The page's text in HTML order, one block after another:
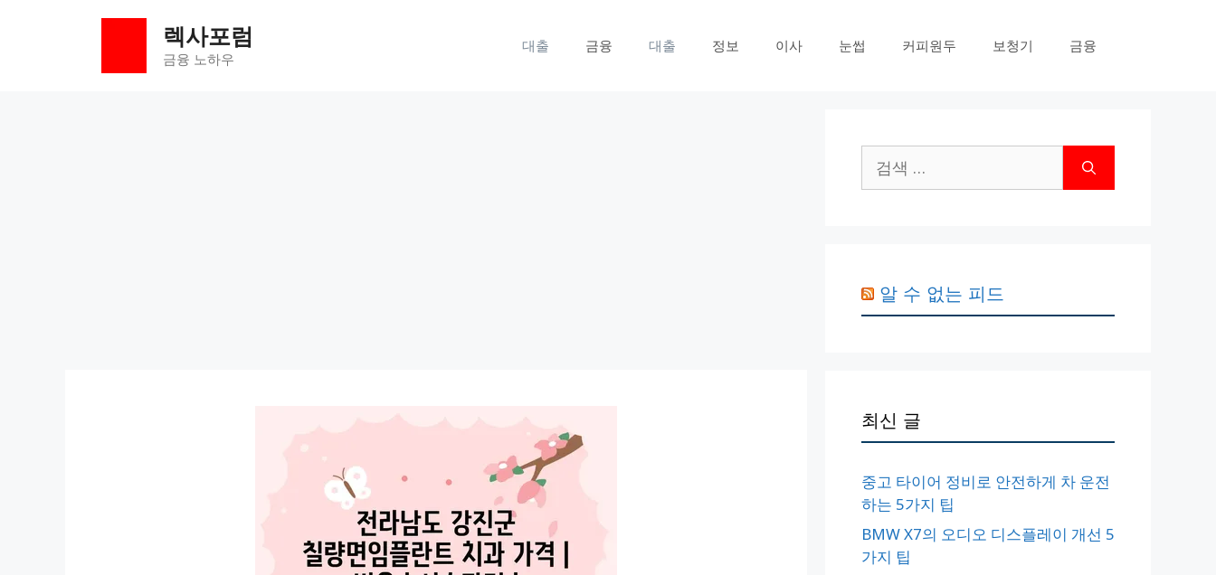
렉사포럼
금융 노하우
대출 금융 대출 정보 이사 눈썹 커피원두 보청기 금융
색:
알 수 없는 피드
최신 글
중고 타이어 정비로 안전하게 차 운전
하는 5가지 팁
BMW X7의 오디오 디스플레이 개선 5
가지 팁